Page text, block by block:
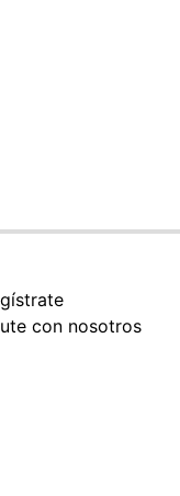
con nosotros